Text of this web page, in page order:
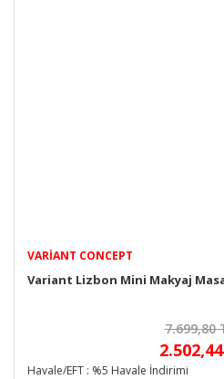
VARIANT CONCEPT
Variant Lizbon Mini Makyaj
7.699,80
Havale/EFT : %5 Havale İndirimi